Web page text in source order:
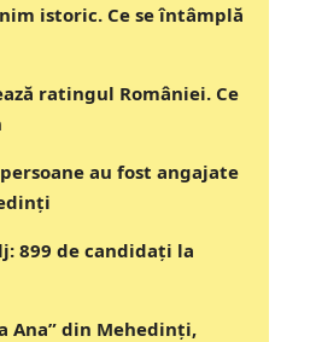
istoric. Ce se întâmplă
ratingul României. Ce
au fost angajate
899 de candidați la
Ana” din Mehedinți,